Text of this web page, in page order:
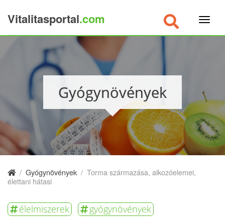
Vitalitasportal.com
Gyógynövények
/ Gyógynövények / Torma származása, alkozóelemei,
élettani hátasi
élelmiszerek gyógynövények
×